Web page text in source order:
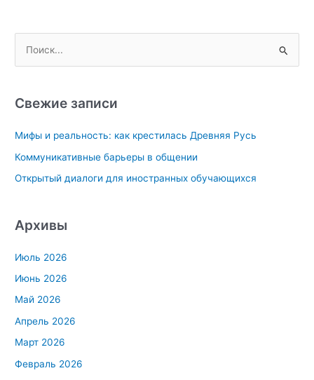
с
:
Свежие записи
Мифы и реальность: как крестилась Древняя Русь
Коммуникативные барьеры в общении
Открытый диалоги для иностранных обучающихся
Архивы
Июль 2026
Июнь 2026
Май 2026
Апрель 2026
Март 2026
Февраль 2026